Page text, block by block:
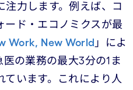
注力します。例えば、コ
ード・エコノミクスが最
Work, New World 」によ
の業務の最大3分の1ま
ています。これにより人